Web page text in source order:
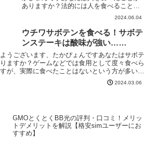
ありますか？法的には人を食べることそ
手に入れるのか」にあります。そこで私
は考えました。たかぴょんそうだ！ベビ
ーフットで皮を剥けばいい...
2024.06.04
ウチワサボテンを食べる！サボテ
ンステーキは酸味が強い……
うございます、たかぴょんですあなたはサボテ
ますか？ゲームなどでは食用として度々食べら
が、実際に食べたことはないという方が多いの
僕もその一人でした。ある日、スーパ...2024.03.06
GMOとくとくBB光の評判・口コミ！メリッ
トデメリットを解説【格安simユーザーにお
すすめ】